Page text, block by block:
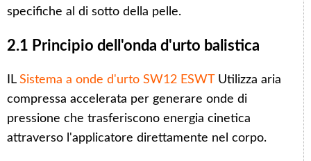
specifiche al di sotto della pelle.
2.1 Principio dell'onda d'urto balistica
IL Sistema a onde d'urto SW12 ESWT
Utilizza aria
compressa accelerata per generare onde di
pressione che trasferiscono energia cinetica
attraverso l'applicatore direttamente nel corpo.